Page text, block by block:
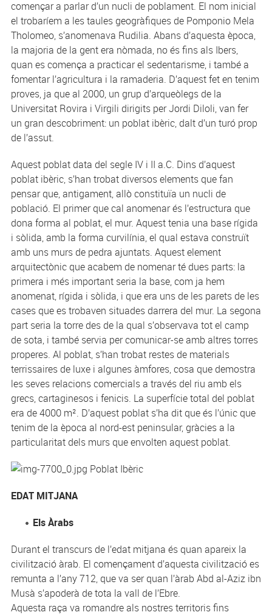
començar a parlar d’un nucli de poblament. El nom inicial
el trobaríem a les taules geogràfiques de Pomponio Mela
Tholomeo, s’anomenava Rudilia. Abans d’aquesta època,
la majoria de la gent era nòmada, no és fins als Ibers,
quan es comença a practicar el sedentarisme, i també a
fomentar l’agricultura i la ramaderia. D’aquest fet en tenim
proves, ja que al 2000, un grup d’arqueòlegs de la
Universitat Rovira i Virgili dirigits per Jordi Diloli, van fer
un gran descobriment: un poblat ibèric, dalt d’un turó prop
de l’assut.
Aquest poblat data del segle IV i II a.C. Dins d’aquest
poblat ibèric, s’han trobat diversos elements que fan
pensar que, antigament, allò constituïa un nucli de
població. El primer que cal anomenar és l’estructura que
dona forma al poblat, el mur. Aquest tenia una base rígida
i sòlida, amb la forma curvilínia, el qual estava construït
amb uns murs de pedra ajuntats. Aquest element
arquitectònic que acabem de nomenar té dues parts: la
primera i més important seria la base, com ja hem
anomenat, rígida i sòlida, i que era uns de les parets de les
cases que es trobaven situades darrera del mur. La segona
part seria la torre des de la qual s’observava tot el camp
de sota, i també servia per comunicar-se amb altres torres
properes. Al poblat, s’han trobat restes de materials
terrissaires de luxe i algunes àmfores, cosa que demostra
les seves relacions comercials a través del riu amb els
grecs, cartaginesos i fenicis. La superfície total del poblat
era de 4000 m². D’aquest poblat s’ha dit que és l’únic que
tenim de la època al nord-est peninsular, gràcies a la
particularitat dels murs que envolten aquest poblat.
Poblat Ibèric
EDAT MITJANA
Els Àrabs
Durant el transcurs de l’edat mitjana és quan apareix la
civilització àrab. El començament d’aquesta civilització es
remunta a l’any 712, que va ser quan l’àrab Abd al-Aziz ibn
Musà s’apoderà de tota la vall de l’Ebre.
Aquesta raça va romandre als nostres territoris fins